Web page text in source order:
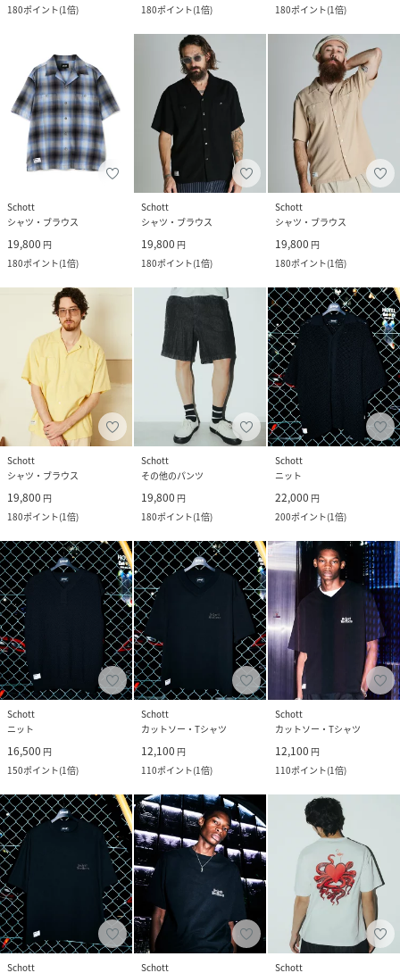
180ポイント(1倍)
180ポイント(1倍)
180ポイント(1倍)
Schott
シャツ・ブラウス
19,800 円
180ポイント(1倍)
Schott
シャツ・ブラウス
19,800 円
180ポイント(1倍)
Schott
シャツ・ブラウス
19,800 円
180ポイント(1倍)
Schott
シャツ・ブラウス
19,800 円
180ポイント(1倍)
Schott
その他のパンツ
19,800 円
180ポイント(1倍)
Schott
ニット
22,000 円
200ポイント(1倍)
Schott
ニット
16,500 円
150ポイント(1倍)
Schott
カットソー・Tシャツ
12,100 円
110ポイント(1倍)
Schott
カットソー・Tシャツ
12,100 円
110ポイント(1倍)
Schott Schott Schott